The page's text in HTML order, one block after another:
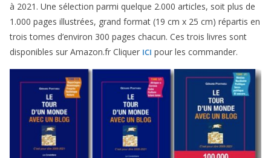
à 2021 . Une sélec­tion par­mi quelque 2.000 articles, soit plus de
1 .000 pages illus­trées, grand for­mat (19 cm x 25 cm) répar­tis en
trois tomes d’environ 300 pages cha­cun. Ces trois livres sont
dis­po­nibles sur Amazon​.fr Cliquer ICI pour les commander.